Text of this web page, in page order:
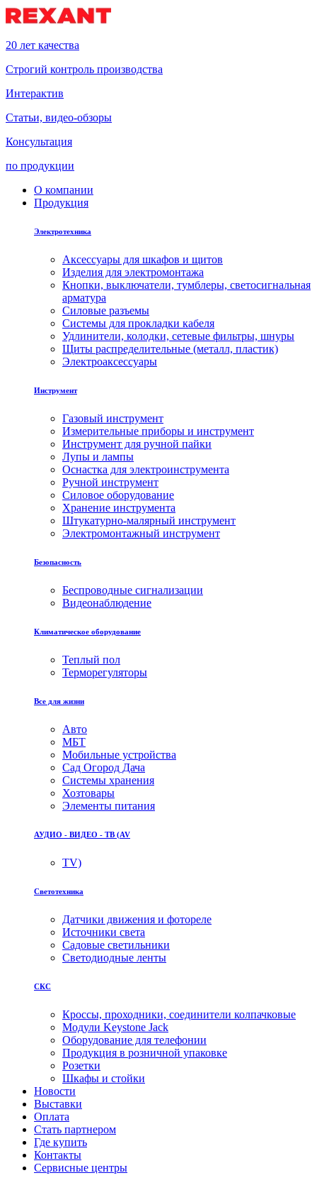
20 лет качества
Строгий контроль производства
Интерактив
Статьи, видео-обзоры
Консультация
по продукции
О компании
Продукция
Электротехника
Аксессуары для шкафов и щитов
Изделия для электромонтажа
Кнопки, выключатели, тумблеры, светосигнальная
арматура
Силовые разъемы
Системы для прокладки кабеля
Удлинители, колодки, сетевые фильтры, шнуры
Щиты распределительные (металл, пластик)
Электроаксессуары
Инструмент
Газовый инструмент
Измерительные приборы и инструмент
Инструмент для ручной пайки
Лупы и лампы
Оснастка для электроинструмента
Ручной инструмент
Силовое оборудование
Хранение инструмента
Штукатурно-малярный инструмент
Электромонтажный инструмент
Безопасность
Беспроводные сигнализации
Видеонаблюдение
Климатическое оборудование
Теплый пол
Терморегуляторы
Все для жизни
Авто
МБТ
Мобильные устройства
Сад Огород Дача
Системы хранения
Хозтовары
Элементы питания
АУДИО - ВИДЕО - ТВ (AV
TV)
Светотехника
Датчики движения и фотореле
Источники света
Садовые светильники
Светодиодные ленты
СКС
Кроссы, проходники, соединители колпачковые
Модули Keystone Jack
Оборудование для телефонии
Продукция в розничной упаковке
Розетки
Шкафы и стойки
Новости
Выставки
Оплата
Стать партнером
Где купить
Контакты
Сервисные центры